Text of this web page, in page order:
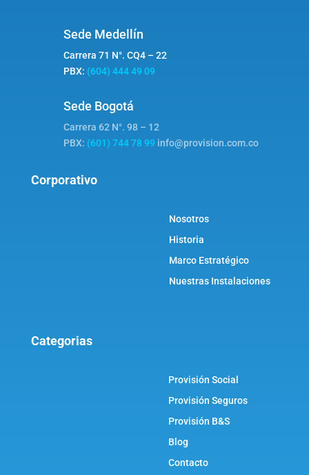
Sede Medellín
Carrera 71 N°. CQ4 – 22
PBX: (604) 444 49 09
Sede Bogotá
Carrera 62 N°. 98 – 12
PBX: (601) 744 78 99 info@provision.com.co
Corporativo
Nosotros
Historia
Marco Estratégico
Nuestras Instalaciones
Categorias
Provisión Social
Provisión Seguros
Provisión B&S
Blog
Contacto